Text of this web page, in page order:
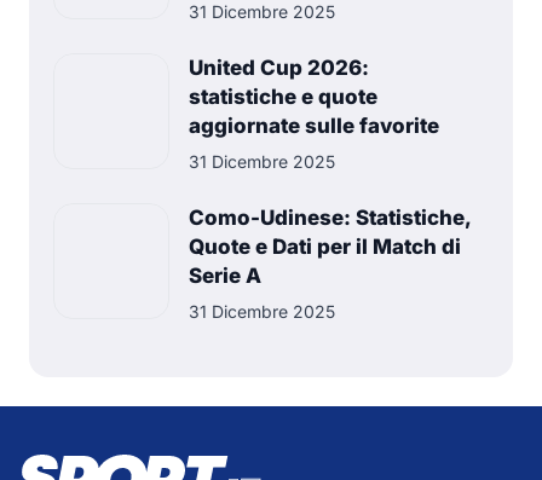
31 Dicembre 2025
United Cup 2026:
statistiche e quote
aggiornate sulle favorite
31 Dicembre 2025
Como-Udinese: Statistiche,
Quote e Dati per il Match di
Serie A
31 Dicembre 2025